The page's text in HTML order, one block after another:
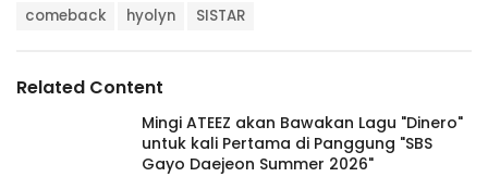
r
:
comeback hyolyn SISTAR
Related Content
Mingi ATEEZ akan Bawakan Lagu "Dinero"
untuk kali Pertama di Panggung "SBS
Gayo Daejeon Summer 2026"